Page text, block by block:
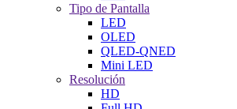
Tipo de Pantalla
LED
OLED
QLED-QNED
Mini LED
Resolución
HD